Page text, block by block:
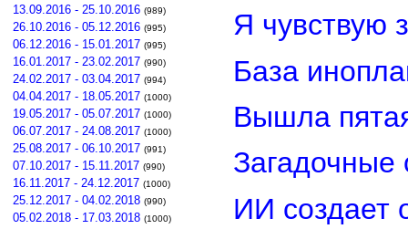
13.09.2016 - 25.10.2016 (989)
26.10.2016 - 05.12.2016 (995)
06.12.2016 - 15.01.2017 (995)
16.01.2017 - 23.02.2017 (990)
24.02.2017 - 03.04.2017 (994)
04.04.2017 - 18.05.2017 (1000)
19.05.2017 - 05.07.2017 (1000)
06.07.2017 - 24.08.2017 (1000)
25.08.2017 - 06.10.2017 (991)
07.10.2017 - 15.11.2017 (990)
16.11.2017 - 24.12.2017 (1000)
25.12.2017 - 04.02.2018 (990)
05.02.2018 - 17.03.2018 (1000)
Я чувствую
База
Вышла
ИИ создает